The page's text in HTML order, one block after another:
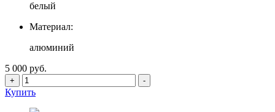
белый
Материал:
алюминий
5 000 руб.
+ -
Купить